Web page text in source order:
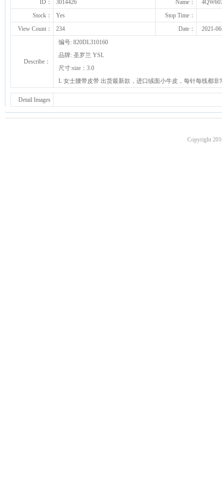
ID： 3014426 Name：
Stock：
Yes
Stop Time：
View Count：
234 Date： 2021-
Describe：
编号: 820DL310160
品牌: 圣罗兰 YSL
尺寸:size：3.0
L 女士腰带皮带 出货最新款，进口绒面小牛皮，每针每线都
Detail Images
Copyright